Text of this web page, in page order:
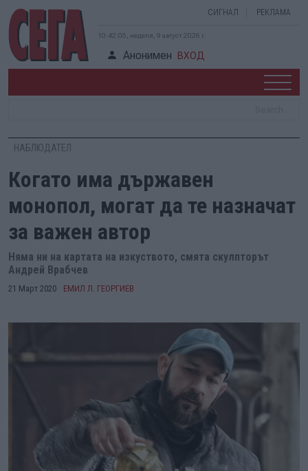
СИГНАЛ РЕКЛАМА
10:42:06, неделя, 9 август 2026 г.
Анонимен ВХОД
НАБЛЮДАТЕЛ
Когато има държавен
монопол, могат да те назначат
за важен автор
Няма ни на картата на изкуството, смята скулпторът
Андрей Врабчев
21 Март 2020 ЕМИЛ Л. ГЕОРГИЕВ